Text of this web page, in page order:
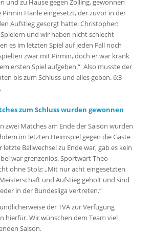
und zu Hause gegen Zolling, gewonnen
Hänle eingesetzt, der zuvor in der
Aufstieg gesorgt hatte. Christopher:
und wir haben nicht schlecht
es im letzten Spiel auf jeden Fall noch
zwar mit Pirmin, doch er war krank
ersten Spiel aufgeben.“ Also musste der
bis zum Schluss und alles geben. 6:3
zum Schluss wurden gewonnen
zwei Matches am Ende der Saison wurden
im letzten Heimspiel gegen die Gäste
Ballwechsel zu Ende war, gab es kein
war grenzenlos. Sportwart Theo
ohne Stolz: „Mit nur acht eingesetzten
und Aufstieg geholt und sind
in der Bundesliga vertreten.“
der TVA zur Verfügung
hierfür. Wir wünschen dem Team viel
Saison.